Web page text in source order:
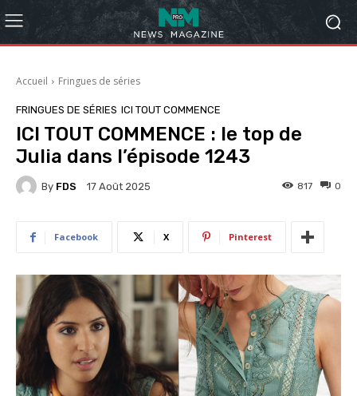
Accueil Fringues de séries
FRINGUES DE SÉRIES ICI TOUT COMMENCE
ICI TOUT COMMENCE : le top de
Julia dans l’épisode 1243
By FDS 17 Août 2025 0
817
Facebook X Pinterest